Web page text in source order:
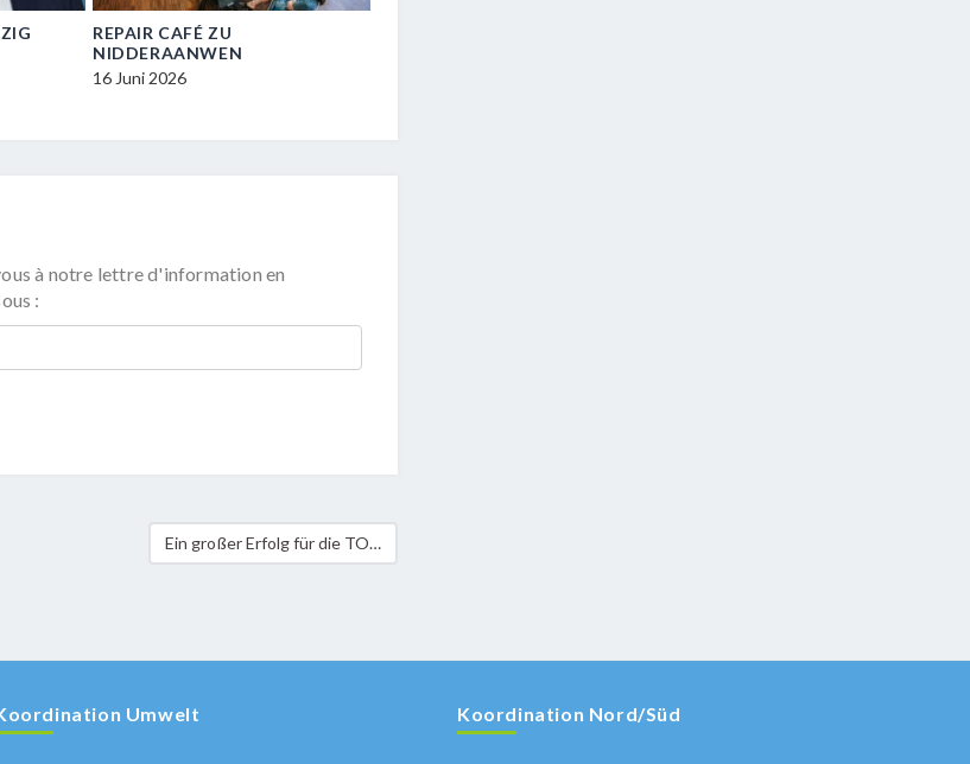
REPAIR CAFÉ ZU
NIDDERAANWEN
16 Juni 2026
à notre lettre d'information en
:
Ein großer Erfolg für die TOUR du DUERF 2014
Umwelt Koordination Nord/Süd